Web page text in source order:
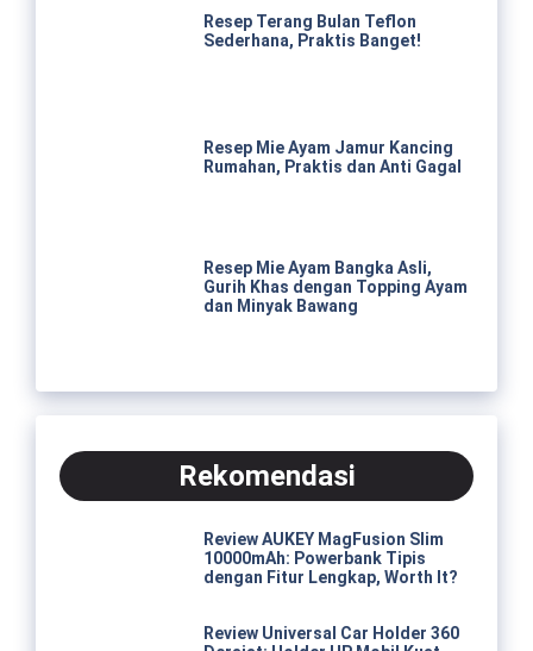
Resep Terang Bulan Teflon
Sederhana, Praktis Banget!
Resep Mie Ayam Jamur Kancing
Rumahan, Praktis dan Anti Gagal
Resep Mie Ayam Bangka Asli,
Gurih Khas dengan Topping Ayam
dan Minyak Bawang
Rekomendasi
Review AUKEY MagFusion Slim
10000mAh: Powerbank Tipis
dengan Fitur Lengkap, Worth It?
Review Universal Car Holder 360